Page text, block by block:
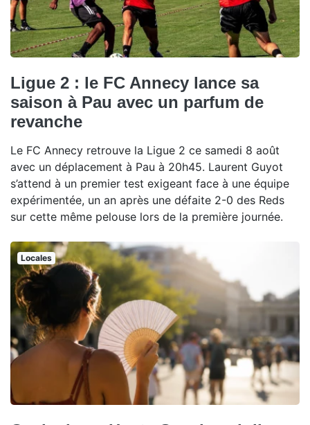
Ligue 2 : le FC Annecy lance sa
saison à Pau avec un parfum de
revanche
Le FC Annecy retrouve la Ligue 2 ce samedi 8 août
avec un déplacement à Pau à 20h45. Laurent Guyot
s’attend à un premier test exigeant face à une équipe
expérimentée, un an après une défaite 2-0 des Reds
sur cette même pelouse lors de la première journée.
Locales